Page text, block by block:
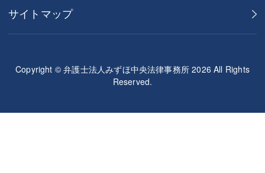
サイトマップ
Copyright © 弁護士法人みずほ中央法律事務所 2026 All Rights
Reserved.